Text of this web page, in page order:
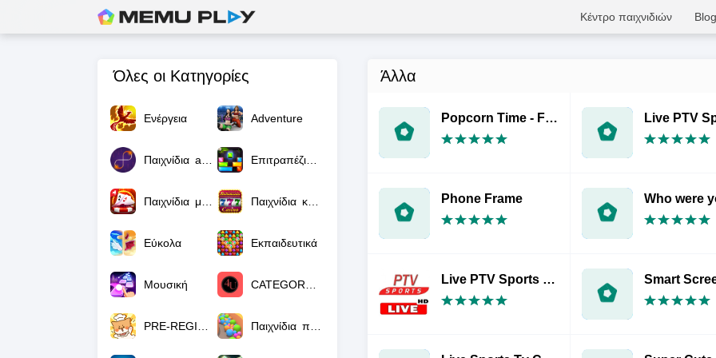
Blog
Κέντρο παιχνιδιών
Άλλα
Popcorn Time - Free Movies & TV Shows
Phone Frame
Live PTV Sports : Watch PTV Sports Live Streaming
Όλες οι Κατηγορίες
Ενέργεια Adventure
Εύκολα Εκπαιδευτικά
Μουσική